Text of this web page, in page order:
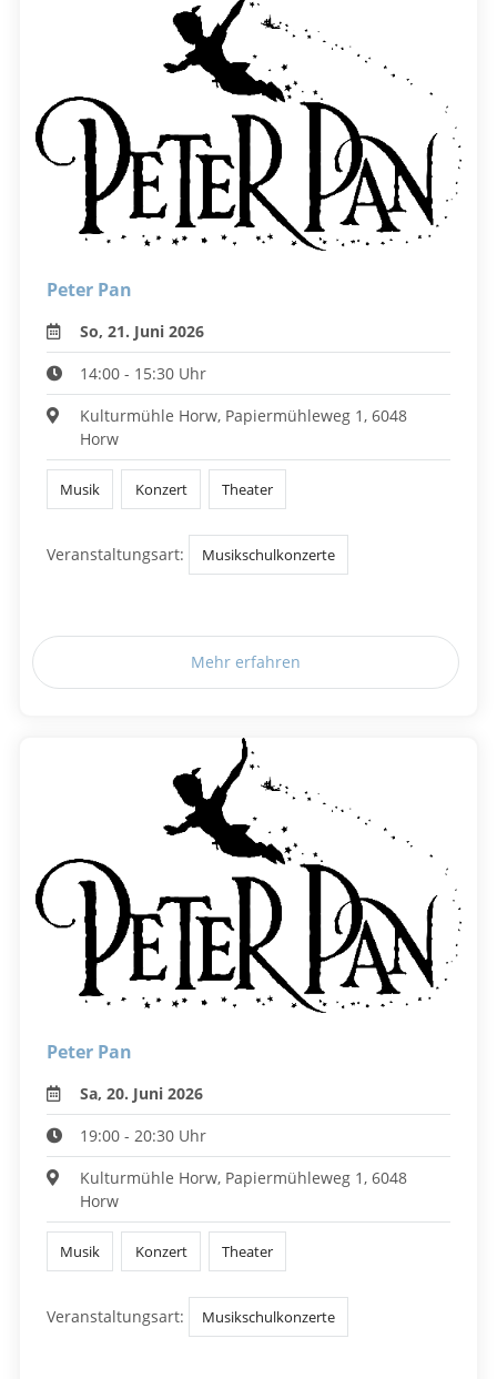
Peter Pan
So, 21. Juni 2026
14:00 - 15:30 Uhr
Kulturmühle Horw, Papiermühleweg 1, 6048
Horw
Musik Konzert Theater
Veranstaltungsart: Musikschulkonzerte
Mehr erfahren
Peter Pan
Sa, 20. Juni 2026
19:00 - 20:30 Uhr
Kulturmühle Horw, Papiermühleweg 1, 6048
Horw
Musik Konzert Theater
Veranstaltungsart: Musikschulkonzerte